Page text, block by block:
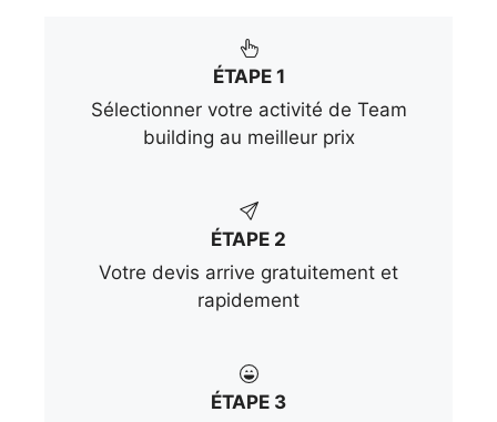
ÉTAPE 1
Sélectionner votre activité de Team
building au meilleur prix
ÉTAPE 2
Votre devis arrive gratuitement et
rapidement
ÉTAPE 3